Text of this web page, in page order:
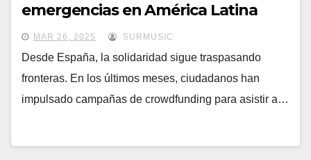
emergencias en América Latina
MAR 26, 2025 SURMUSIC
Desde España, la solidaridad sigue traspasando
fronteras. En los últimos meses, ciudadanos han
impulsado campañas de crowdfunding para asistir a…